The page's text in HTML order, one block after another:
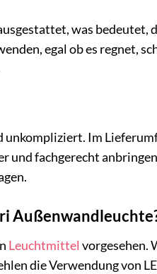
was bedeutet,
egal ob es regnet,
Im
fachgerecht
Leuchtmittel vorgesehen.
die Verwendung von